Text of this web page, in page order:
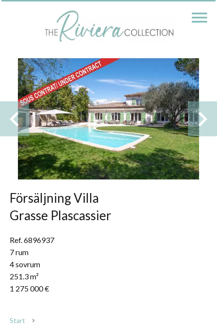
Försäljning Villa
Grasse Plascassier
Ref. 6896937
7 rum
4 sovrum
251.3 m²
1 275 000 €
Start